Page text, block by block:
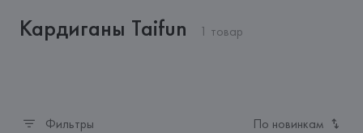
Кардиганы Taifun 1 товар
Фильтры По новинкам